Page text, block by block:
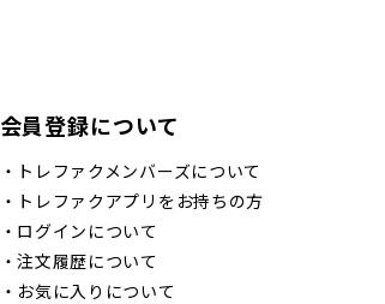
会員登録について
・ トレファクメンバーズについて
・ トレファクアプリをお持ちの方
・ ログインについて
・注文履歴について
・ お気に入りについて